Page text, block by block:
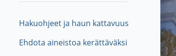
Hakuohjeet ja haun kattavuus
Ehdota aineistoa kerättäväksi